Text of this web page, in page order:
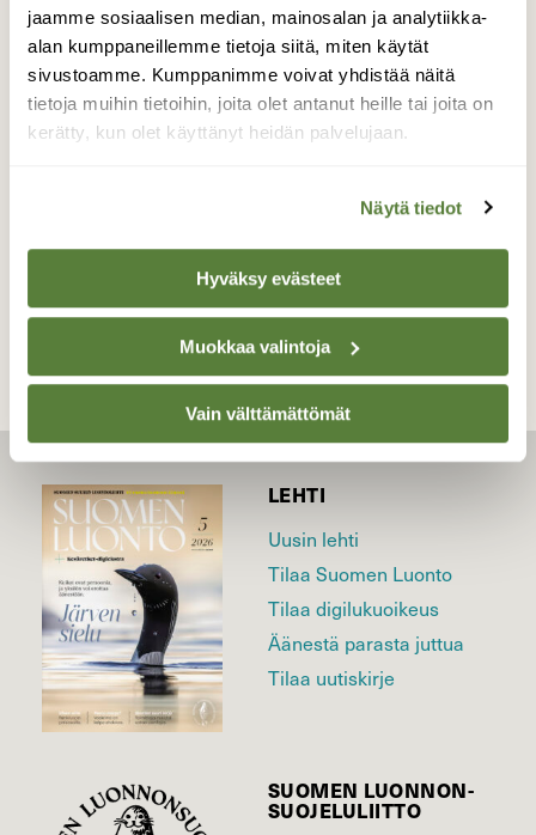
jaamme sosiaalisen median, mainosalan ja analytiikka-
alan kumppaneillemme tietoja siitä, miten käytät
sivustoamme. Kumppanimme voivat yhdistää näitä
tietoja muihin tietoihin, joita olet antanut heille tai joita on
kerätty, kun olet käyttänyt heidän palvelujaan.
Näytä tiedot
Hyväksy evästeet
Muokkaa valintoja
Vain välttämättömät
Kala
Tälläinen kala löytyi Iisalmen Luuniemeltä.
TAKAISIN LISTAAN
LEHTI
Uusin lehti
Tilaa Suomen Luonto
Tilaa digilukuoikeus
Äänestä parasta juttua
Tilaa uutiskirje
SUOMEN LUONNON­
SUOJELU­LIITTO